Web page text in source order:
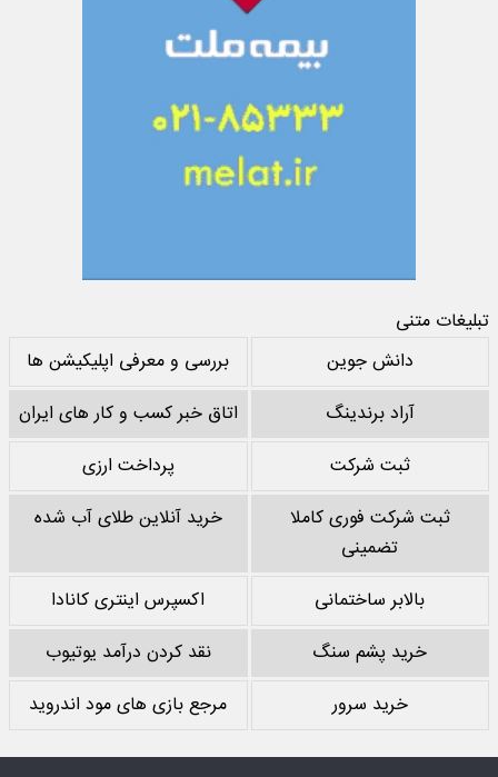
تبلیغات متنی
دانش جوین
بررسی و معرفی اپلیکیشن ها
آراد برندینگ
اتاق خبر کسب و کار های ایران
ثبت شرکت
پرداخت ارزی
ثبت شرکت فوری کاملا
تضمینی
خرید آنلاین طلای آب شده
بالابر ساختمانی
اکسپرس اینتری کانادا
خرید پشم سنگ
نقد کردن درآمد یوتیوب
خرید سرور
مرجع بازی های مود اندروید